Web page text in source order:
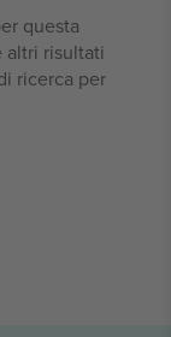
questa
altri risultati
ricerca per